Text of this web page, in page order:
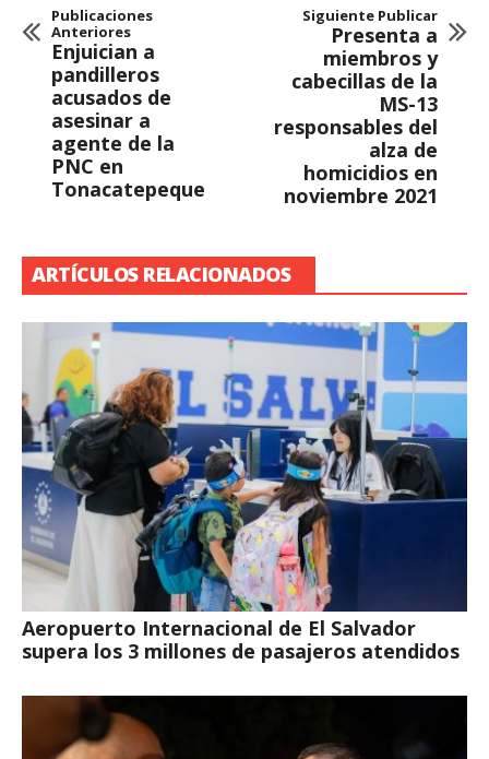
Publicaciones
Anteriores
Enjuician a
pandilleros
acusados de
asesinar a
agente de la
PNC en
Tonacatepeque
Siguiente Publicar
Presenta a
miembros y
cabecillas de la
MS-13
responsables del
alza de
homicidios en
noviembre 2021
ARTÍCULOS RELACIONADOS
Aeropuerto Internacional de El Salvador
supera los 3 millones de pasajeros atendidos